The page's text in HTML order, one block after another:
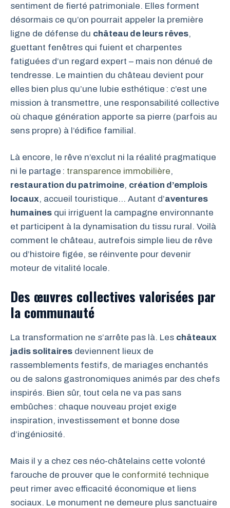
sentiment de fierté patrimoniale. Elles forment
désormais ce qu’on pourrait appeler la première
ligne de défense du château de leurs rêves,
guettant fenêtres qui fuient et charpentes
fatiguées d’un regard expert – mais non dénué de
tendresse. Le maintien du château devient pour
elles bien plus qu’une lubie esthétique : c’est une
mission à transmettre, une responsabilité collective
où chaque génération apporte sa pierre (parfois au
sens propre) à l’édifice familial.
Là encore, le rêve n’exclut ni la réalité pragmatique
ni le partage : transparence immobilière,
restauration du patrimoine, création d’emplois
locaux, accueil touristique… Autant d’aventures
humaines qui irriguent la campagne environnante
et participent à la dynamisation du tissu rural. Voilà
comment le château, autrefois simple lieu de rêve
ou d’histoire figée, se réinvente pour devenir
moteur de vitalité locale.
Des œuvres collectives valorisées par
la communauté
La transformation ne s’arrête pas là. Les châteaux
jadis solitaires deviennent lieux de
rassemblements festifs, de mariages enchantés
ou de salons gastronomiques animés par des chefs
inspirés. Bien sûr, tout cela ne va pas sans
embûches : chaque nouveau projet exige
inspiration, investissement et bonne dose
d’ingéniosité.
Mais il y a chez ces néo-châtelains cette volonté
farouche de prouver que le conformité technique
peut rimer avec efficacité économique et liens
sociaux. Le monument ne demeure plus sanctuaire